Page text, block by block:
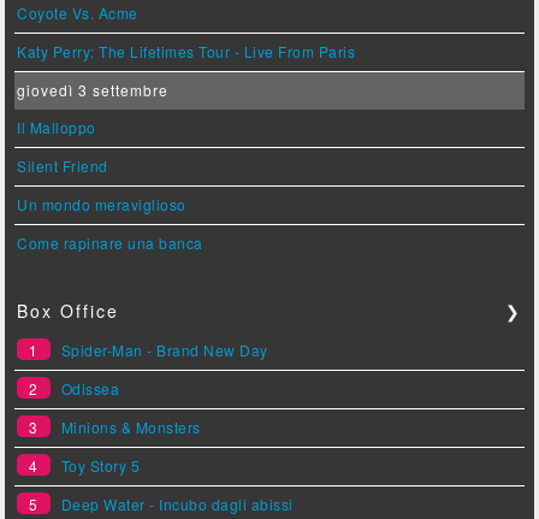
Coyote Vs. Acme
Katy Perry: The Lifetimes Tour - Live From Paris
giovedì 3 settembre
Il Malloppo
Silent Friend
Un mondo meraviglioso
Come rapinare una banca
Box Office ❯
1
Spider-Man - Brand New Day
2
Odissea
3
Minions & Monsters
4
Toy Story 5
5
Deep Water - Incubo dagli abissi